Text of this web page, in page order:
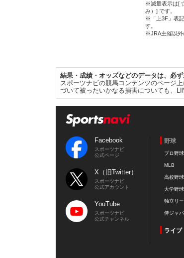
※減量表示は[
み）] です。
※「上3F」表
す。
※JRA主催以外
結果・成績・オッズなどのデータは、必ず
スポーツナビの競馬コンテンツのページ
づいて被ったいかなる損害についても、
Facebook
スポーツナビ
公式ページ
X（旧Twitter）
スポーツナビ
公式アカウント
YouTube
スポーツナビ
公式チャンネル
野球
プロ野球
MLB
高校野球
大学野球
独立リ
侍ジャ
ライブ